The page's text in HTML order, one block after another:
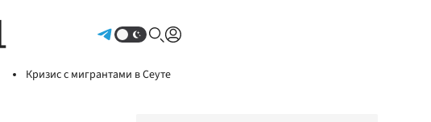
Кризис с мигрантами в Сеуте